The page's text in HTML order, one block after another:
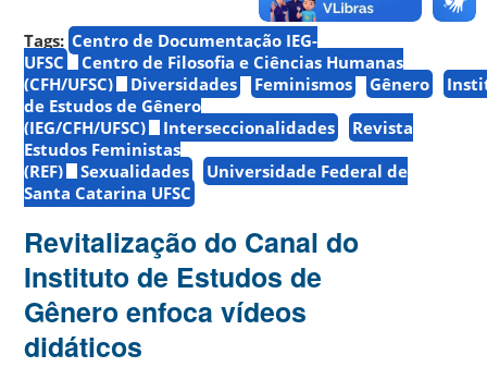
Tags: Centro de Documentação IEG-
UFSC
Centro de Filosofia e Ciências Humanas
(CFH/UFSC)
Diversidades Feminismos Gênero
de Estudos de Gênero
(IEG/CFH/UFSC)
Interseccionalidades
Revista
Estudos Feministas
(REF)
Sexualidades
Universidade Federal de
Santa Catarina UFSC
Revitalização do Canal do
Instituto de Estudos de
Gênero enfoca vídeos
didáticos